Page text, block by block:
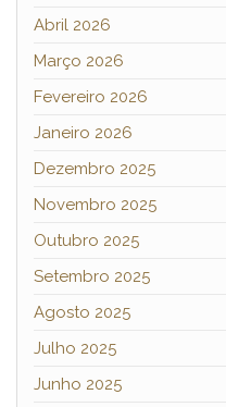
Abril 2026
Março 2026
Fevereiro 2026
Janeiro 2026
Dezembro 2025
Novembro 2025
Outubro 2025
Setembro 2025
Agosto 2025
Julho 2025
Junho 2025